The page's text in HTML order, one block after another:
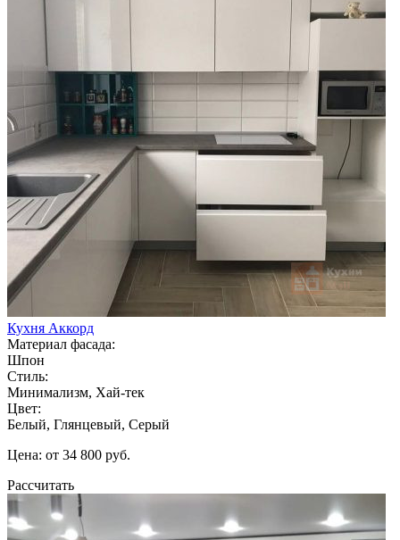
Кухня Аккорд
Материал фасада:
Шпон
Стиль:
Минимализм, Хай-тек
Цвет:
Белый, Глянцевый, Серый
Цена: от 34 800 руб.
Рассчитать